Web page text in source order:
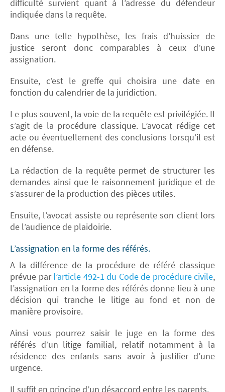
difficulté survient quant à l’adresse du défendeur
indiquée dans la requête.
Dans une telle hypothèse, les frais d’huissier de
justice seront donc comparables à ceux d’une
assignation.
Ensuite, c’est le greffe qui choisira une date en
fonction du calendrier de la juridiction.
Le plus souvent, la voie de la requête est privilégiée. Il
s’agit de la procédure classique. L’avocat rédige cet
acte ou éventuellement des conclusions lorsqu’il est
en défense.
La rédaction de la requête permet de structurer les
demandes ainsi que le raisonnement juridique et de
s’assurer de la production des pièces utiles.
Ensuite, l’avocat assiste ou représente son client lors
de l’audience de plaidoirie.
L’assignation en la forme des référés.
A la différence de la procédure de référé classique
prévue parl’article 492-1 du Code de procédure civile,
l’assignation en la forme des référés donne lieu à une
décision qui tranche le litige au fond et non de
manière provisoire.
Ainsi vous pourrez saisir le juge en la forme des
référés d’un litige familial, relatif notamment à la
résidence des enfants sans avoir à justifier d’une
urgence.
Il suffit en principe d’un désaccord entre les parents.